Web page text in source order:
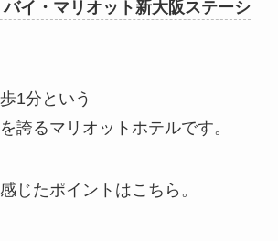
イ・マリオット新大阪ステーシ
1分という
誇るマリオットホテルです。
じたポイントはこちら。